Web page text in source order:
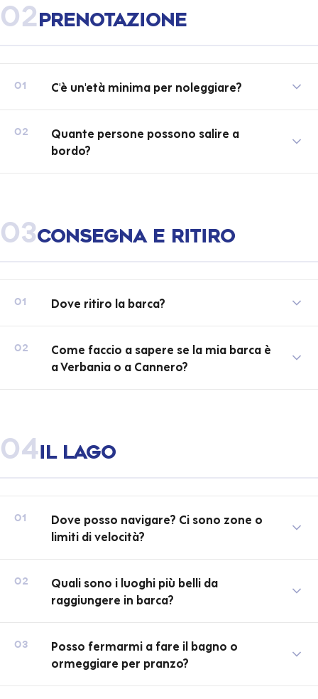
02Prenotazione
01 C'è un'età minima per noleggiare?
02
Quante persone possono salire a
bordo?
03Consegna e ritiro
01 Dove ritiro la barca?
02
Come faccio a sapere se la mia barca è
a Verbania o a Cannero?
04Il lago
01
Dove posso navigare? Ci sono zone o
limiti di velocità?
02
Quali sono i luoghi più belli da
raggiungere in barca?
03
Posso fermarmi a fare il bagno o
ormeggiare per pranzo?